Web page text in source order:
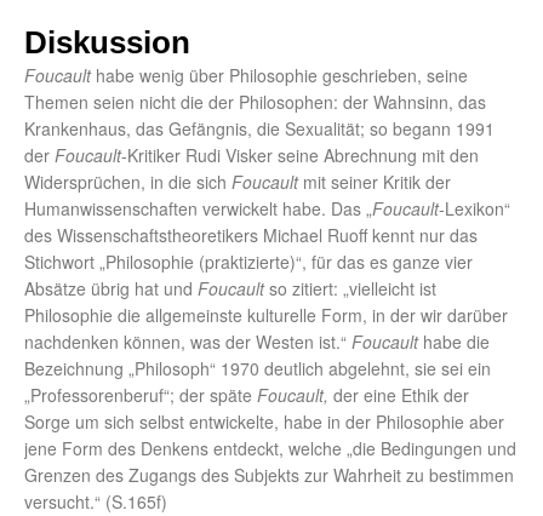
Diskussion
Foucault habe wenig über Philosophie geschrieben, seine
Themen seien nicht die der Philosophen: der Wahnsinn, das
Krankenhaus, das Gefängnis, die Sexualität; so begann 1991
der Foucault-Kritiker Rudi Visker seine Abrechnung mit den
Widersprüchen, in die sich Foucaultmit seiner Kritik der
Humanwissenschaften verwickelt habe. Das „Foucault-Lexikon“
des Wissenschaftstheoretikers Michael Ruoff kennt nur das
Stichwort „Philosophie (praktizierte)“, für das es ganze vier
Absätze übrig hat und Foucaultso zitiert: „vielleicht ist
Philosophie die allgemeinste kulturelle Form, in der wir darüber
nachdenken können, was der Westen ist.“ Foucault habe die
Bezeichnung „Philosoph“ 1970 deutlich abgelehnt, sie sei ein
„Professorenberuf“; der späte Foucault, der eine Ethik der
Sorge um sich selbst entwickelte, habe in der Philosophie aber
jene Form des Denkens entdeckt, welche „die Bedingungen und
Grenzen des Zugangs des Subjekts zur Wahrheit zu bestimmen
versucht.“ (S.165f)